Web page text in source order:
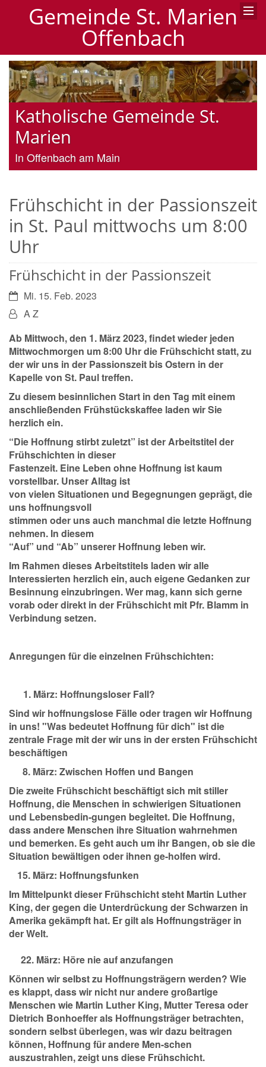
Gemeinde St. Marien
Offenbach
Katholische Gemeinde St.
Marien
In Offenbach am Main
Frühschicht in der Passionszeit
in St. Paul mittwochs um 8:00
Uhr
Frühschicht in der Passionszeit
Datum:Mi. 15. Feb. 2023
Von:A Z
Ab Mittwoch, den 1. März 2023, findet wieder jeden
Mittwochmorgen um 8:00 Uhr die Frühschicht statt, zu
der wir uns in der Passionszeit bis Ostern in der
Kapelle von St. Paul treffen.
Zu diesem besinnlichen Start in den Tag mit einem
anschließenden Frühstückskaffee laden wir Sie
herzlich ein.
“Die Hoffnung stirbt zuletzt” ist der Arbeitstitel der
Frühschichten in dieser
Fastenzeit. Eine Leben ohne Hoffnung ist kaum
vorstellbar. Unser Alltag ist
von vielen Situationen und Begegnungen geprägt, die
uns hoffnungsvoll
stimmen oder uns auch manchmal die letzte Hoffnung
nehmen. In diesem
“Auf” und “Ab” unserer Hoffnung leben wir.
Im Rahmen dieses Arbeitstitels laden wir alle
Interessierten herzlich ein, auch eigene Gedanken zur
Besinnung einzubringen. Wer mag, kann sich gerne
vorab oder direkt in der Frühschicht mit Pfr. Blamm in
Verbindung setzen.
Anregungen für die einzelnen Frühschichten:
1. März: Hoffnungsloser Fall?
Sind wir hoffnungslose Fälle oder tragen wir Hoffnung
in uns! "Was bedeutet Hoffnung für dich" ist die
zentrale Frage mit der wir uns in der ersten Frühschicht
beschäftigen
März: Zwischen Hoffen und Bangen
Die zweite Frühschicht beschäftigt sich mit stiller
Hoffnung, die Menschen in schwierigen Situationen
und Lebensbedin-gungen begleitet. Die Hoffnung,
dass andere Menschen ihre Situation wahrnehmen
und bemerken. Es geht auch um ihr Bangen, ob sie die
Situation bewältigen oder ihnen ge-holfen wird.
März: Hoffnungsfunken
Im Mittelpunkt dieser Frühschicht steht Martin Luther
King, der gegen die Unterdrückung der Schwarzen in
Amerika gekämpft hat. Er gilt als Hoffnungsträger in
der Welt.
22. März: Höre nie auf anzufangen
Können wir selbst zu Hoffnungsträgern werden? Wie
es klappt, dass wir nicht nur andere großartige
Menschen wie Martin Luther King, Mutter Teresa oder
Dietrich Bonhoeffer als Hoffnungsträger betrachten,
sondern selbst überlegen, was wir dazu beitragen
können, Hoffnung für andere Men-schen
auszustrahlen, zeigt uns diese Frühschicht.